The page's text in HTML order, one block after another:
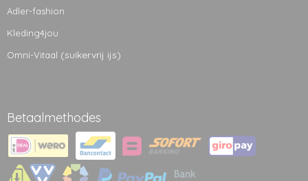
Adler-fashion
Kleding4jou
Omni-Vitaal (suikervrij ijs)
Betaalmethodes